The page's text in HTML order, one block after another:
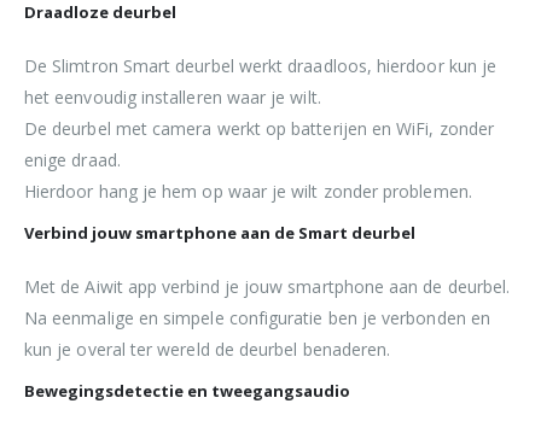
Draadloze deurbel
De Slimtron Smart deurbel werkt draadloos, hierdoor kun je
het eenvoudig installeren waar je wilt.
De deurbel met camera werkt op batterijen en WiFi, zonder
enige draad.
Hierdoor hang je hem op waar je wilt zonder problemen.
Verbind jouw smartphone aan de Smart deurbel
Met de Aiwit app verbind je jouw smartphone aan de deurbel.
Na eenmalige en simpele configuratie ben je verbonden en
kun je overal ter wereld de deurbel benaderen.
Bewegingsdetectie en tweegangsaudio